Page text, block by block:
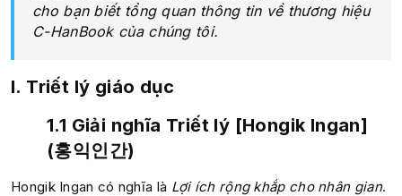
cho bạn biết tổng quan thông tin về thương hiệu
C-HanBook của chúng tôi.
I. Triết lý giáo dục
1.1 Giải nghĩa Triết lý [Hongik Ingan]
(홍익인간)
Hongik Ingan có nghĩa là Lợi ích rộng khắp cho nhân gian.